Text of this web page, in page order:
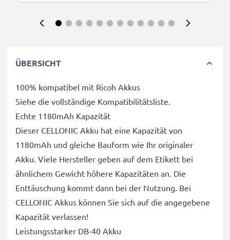
ÜBERSICHT
100% kompatibel mit Ricoh Akkus
Siehe die vollständige Kompatibilitätsliste.
Echte 1180mAh Kapazität
Dieser CELLONIC Akku hat eine Kapazität von
1180mAh und gleiche Bauform wie Ihr originaler
Akku. Viele Hersteller geben auf dem Etikett bei
ähnlichem Gewicht höhere Kapazitäten an. Die
Enttäuschung kommt dann bei der Nutzung. Bei
CELLONIC Akkus können Sie sich auf die angegebene
Kapazität verlassen!
Leistungsstarker DB-40 Akku